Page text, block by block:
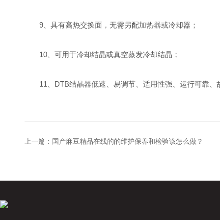
9、具有高热交换面，无需另配加热器或冷却器；
10、可用于冷却结晶或真空蒸发冷却结晶；
11、DTB结晶器低速、易调节、适用性强、运行可靠、
上一篇： 国产麻豆精品在线的的维护保养和检验该怎么做？